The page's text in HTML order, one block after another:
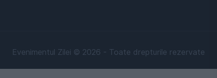
Evenimentul Zilei © 2026 - Toate drepturile rezervate